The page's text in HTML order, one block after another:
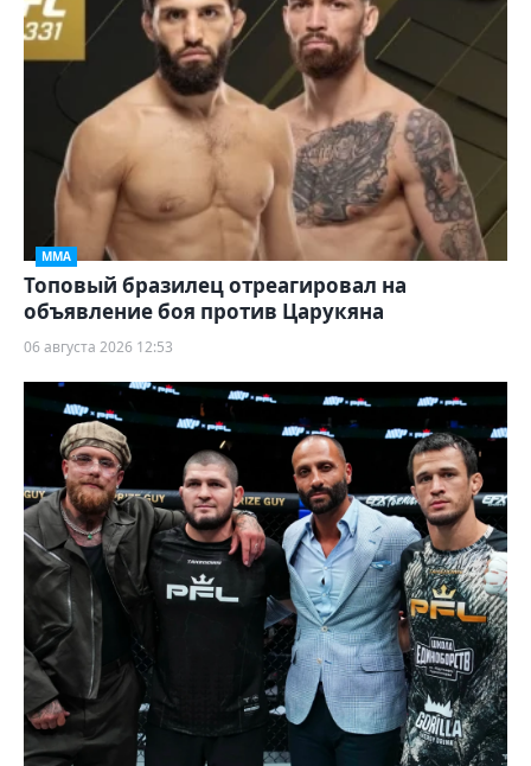
ММА
Топовый бразилец отреагировал на
объявление боя против Царукяна
06 августа 2026 12:53